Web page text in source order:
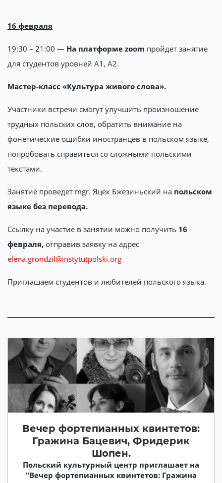
16 февраля
19:30 – 21:00 — На платформе zoom пройдет занятие
для студентов уровней А1, А2.
Мастер-класс «Культура живого слова».
Участники встречи смогут улучшить произношение
трудных польских слов, обратить внимание на
фонетические ошибки иностранцев в польском языке,
попробовать справиться со сложными польскими
текстами.
Занятие проведет mgr. Яцек Бжезиньский на польском
языке без перевода.
Ссылку на участие в занятии можно получить 16
февраля, отправив заявку на адрес
elena.grondzil@instytutpolski.org
Приглашаем студентов и любителей польского языка.
Вечер фортепианных квинтетов:
Гражина Бацевич, Фридерик
Шопен.
Польский культурный центр приглашает на
"Вечер фортепианных квинтетов: Гражина